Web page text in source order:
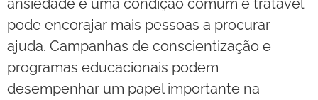
ansiedade é uma condição comum e tratável
pode encorajar mais pessoas a procurar
ajuda. Campanhas de conscientização e
programas educacionais podem
desempenhar um papel importante na